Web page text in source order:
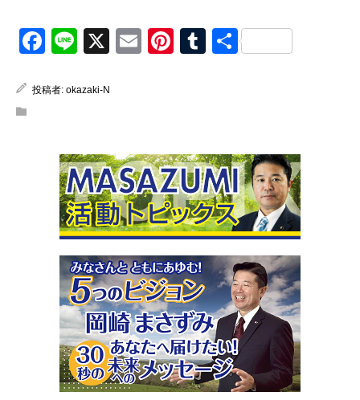
Facebook
Line
X EmailPinterest
Tumblr
共
投稿者: okazaki-N